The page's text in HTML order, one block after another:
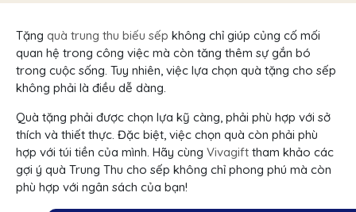
Tặng quà trung thu biếu sếp không chỉ giúp củng cố mối
quan hệ trong công việc mà còn tăng thêm sự gắn bó
trong cuộc sống. Tuy nhiên, việc lựa chọn quà tặng cho sếp
không phải là điều dễ dàng.
Quà tặng phải được chọn lựa kỹ càng, phải phù hợp với sở
thích và thiết thực. Đặc biệt, việc chọn quà còn phải phù
hợp với túi tiền của mình. Hãy cùng Vivagift tham khảo các
gợi ý quà Trung Thu cho sếp không chỉ phong phú mà còn
phù hợp với ngân sách của bạn!